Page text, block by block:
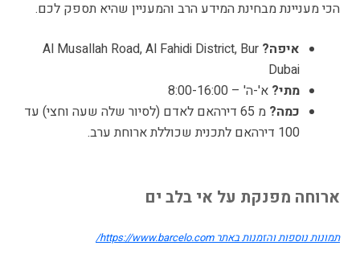
הכי מעניינת מבחינת המידע הרב והמעניין שהיא תספק לכם.
איפה?Al Musallah Road, Al Fahidi District, Bur
Dubai
מתי?א'-ה' – 8:00-16:00
כמה?
מ 65 דירהאם לאדם (לסיור שלה שעה וחצי) עד
100 דירהאם לתכנית שכוללת ארוחת ערב.
ארוחה מפנקת על אי בלב ים
תמונות נוספות והזמנות באתר https://www.barcelo.com/